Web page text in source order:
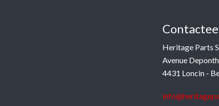
Heritage Parts
Avenue
4431 Loncin -